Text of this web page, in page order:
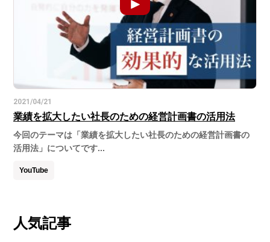
2021/04/21
業績を拡大したい社長のための経営計画書の活用法
今回のテーマは「業績を拡大したい社長のための経営計画書の
活用法」についてです...
YouTube
人気記事